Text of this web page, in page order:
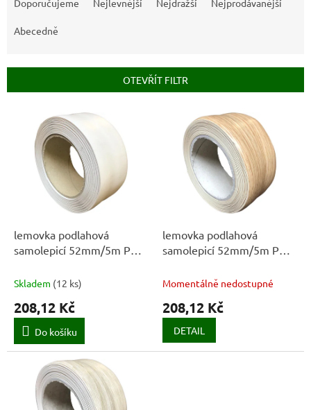
r
Doporučujeme Nejlevnější Nejdražší Nejprodávanější
Abecedně
OTEVŘÍT FILTR
lemovka podlahová
samolepicí 52mm/5m PVC
Skladem (12 ks)
208,12 Kč
Do košíku
lemovka podlahová
samolepicí 52mm/5m PVC
Momentálně nedostupné
208,12 Kč
DETAIL